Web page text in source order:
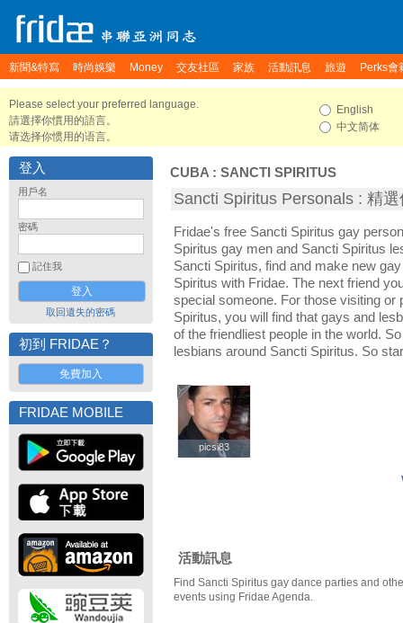
新聞&特寫 時尚娛樂 Money 交友社區 家族 活動訊息 旅遊 Perks會
Please select your preferred language.
請選擇你慣用的語言。
请选择你惯用的语言。
English
中文简体
登入
用戶名
密碼
記住我
取回遺失的密碼
初到 FRIDAE？
免費加入
FRIDAE MOBILE
CUBA : SANCTI SPIRITUS
Sancti Spiritus Personals : 精
Fridae's free Sancti Spiritus gay
Spiritus gay men and Sancti Spiritus
Sancti Spiritus, find and make new
Spiritus with Fridae. The next friend
special someone. For those visiting or
Spiritus, you will find that gays and
of the friendliest people in the world.
lesbians around Sancti Spiritus. So
picsi83
picsi83
活動訊息
Find Sancti Spiritus gay dance parties and
events using Fridae Agenda.